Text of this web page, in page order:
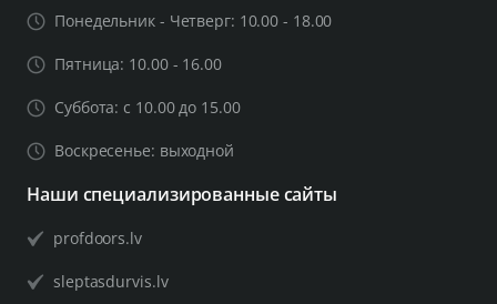
Электронные ключи: неограниченно
Срок службы батареи: 3000-4000 циклов открытия/
закрытия или 8-10 месяцев.
циклов открывания/закрывания.
Инструкция EN INOVO HV65B
Понедельник - Четверг: 10.00 - 18.00
Пятница: 10.00 - 16.00
Суббота: с 10.00 до 15.00
Воскресенье: выходной
Наши специализированные сайты
profdoors.lv
sleptasdurvis.lv